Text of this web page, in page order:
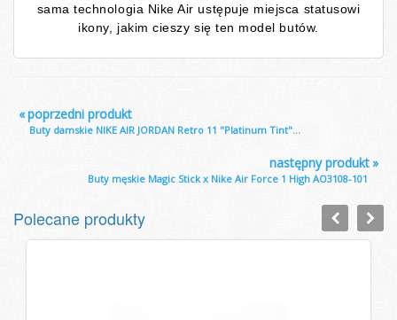
sama technologia Nike Air ustępuje miejsca statusowi
ikony, jakim cieszy się ten model butów.
«poprzedni produkt
Buty damskie NIKE AIR JORDAN Retro 11 "Platinum Tint"...
»
następny produkt
Buty męskie Magic Stick x Nike Air Force 1 High AO3108-101
Polecane produkty